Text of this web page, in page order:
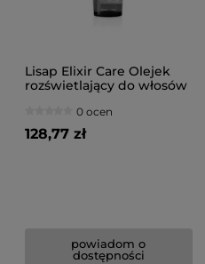
Lisap Elixir Care Olejek
rozświetlający do włosów
0 ocen
128,77 zł
powiadom o
dostępności